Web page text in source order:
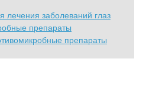
лечения заболеваний глаз
препараты
препараты